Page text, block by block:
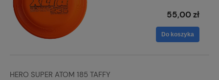
55,00 zł
Do koszyka
HERO SUPER ATOM 185 TAFFY